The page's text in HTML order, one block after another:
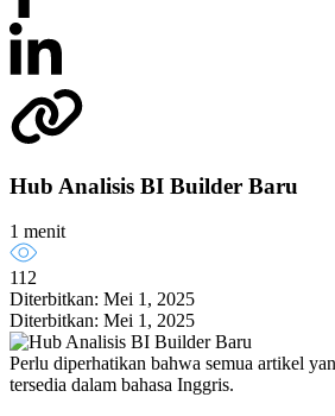
Hub Analisis BI Builder Baru
1 menit
112
Diterbitkan: Mei 1, 2025
Diterbitkan: Mei 1, 2025
Perlu diperhatikan bahwa semua artikel
tersedia dalam bahasa Inggris.